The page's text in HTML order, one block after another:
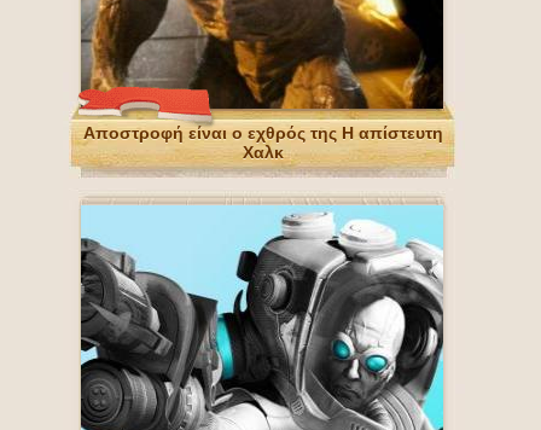
Αποστροφή είναι ο εχθρός της Η απίστευτη
Χαλκ